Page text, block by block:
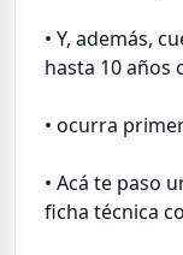
• Y, además,
hasta 10 años
• ocurra
• Acá te paso
ficha técnica